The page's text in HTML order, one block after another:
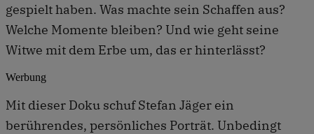
gespielt haben. Was machte sein Schaffen aus?
Welche Momente bleiben? Und wie geht seine
Witwe mit dem Erbe um, das er hinterlässt?
Werbung
Mit dieser Doku schuf Stefan Jäger ein
berührendes, persönliches Porträt. Unbedingt